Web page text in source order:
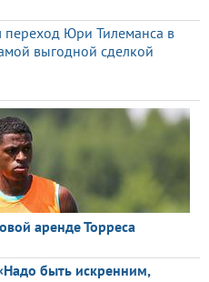
Юри Тилеманса в
выгодной сделкой
аренде Торреса
быть искренним,